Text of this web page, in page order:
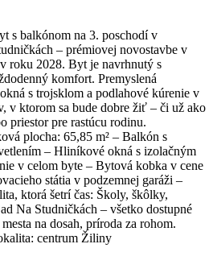
s balkónom na 3. poschodí v
– prémiovej novostavbe v
roku 2028. Byt je navrhnutý s
komfort. Premyslená
s trojsklom a podlahové kúrenie v
v ktorom sa bude dobre žiť – či už ako
priestor pre rastúcu rodinu.
plocha: 65,85 m² – Balkón s
– Hliníkové okná s izolačným
v celom byte – Bytová kobka v cene
státia v podzemnej garáži –
ktorá šetrí čas: Školy, škôlky,
Na Studničkách – všetko dostupné
na dosah, príroda za rohom.
centrum Žiliny